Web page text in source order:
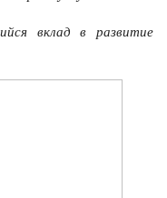
вклад в развитие